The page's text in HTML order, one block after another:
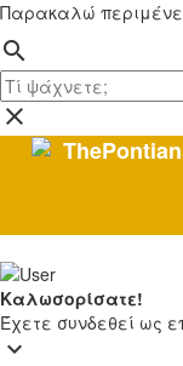
Παρακαλώ
search
close
Καλωσορίσατε!
Έχετε συνδεθεί ως
keyboard_arrow_down